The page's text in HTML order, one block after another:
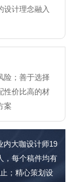
设计理念融入
险；善于选择
性价比高的材
案
内大咖设计师19
，每个稿件均有
；精心策划设